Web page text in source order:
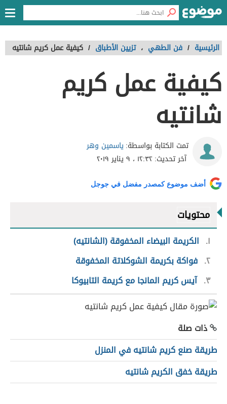
الرئيسية / فن الطهي ، تزيين الأطباق / كيفية عمل كريم شانتيه
كيفية عمل كريم
شانتيه
تمت الكتابة بواسطة: ياسمين وهر
آخر تحديث:١٢:٣٢ ، ٩ يناير ٢٠١٩
أضف موضوع كمصدر مفضل في جوجل
محتويات
١
الكريمة البيضاء المخفوقة (الشانتيه)
٢ فواكة بكريمة الشوكلاتة المخفوقة
٣ آيس كريم المانجا مع كريمة التابيوكا
ذات صلة
طريقة صنع كريم شانتيه في المنزل
طريقة خفق الكريم شانتيه